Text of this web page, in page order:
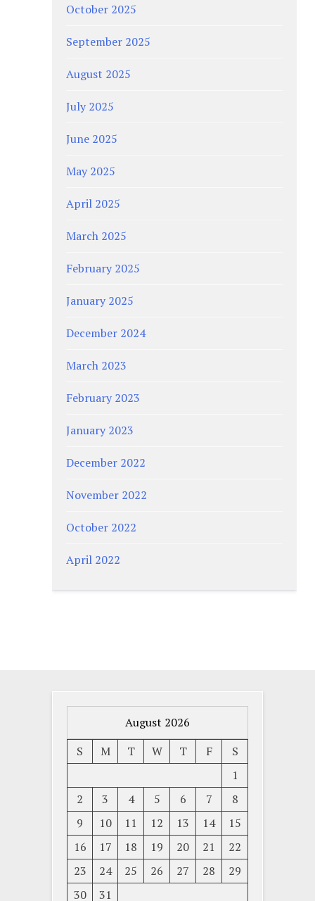
October 2025
September 2025
August 2025
July 2025
June 2025
May 2025
April 2025
March 2025
February 2025
January 2025
December 2024
March 2023
February 2023
January 2023
December 2022
November 2022
October 2022
April 2022
August 2026
S
M T W T F
S
1
2
3 4 5 6 7
8
9
10 11 12 13 14
15
16
17 18 19 20 21
22
23
24 25 26 27 28
29
30
31